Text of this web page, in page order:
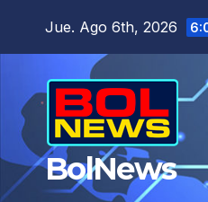
Jue. Ago 6th, 2026
BolNews